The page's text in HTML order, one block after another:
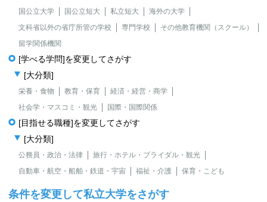
国公立大学 国公立短大 私立短大
海外の大学
文科省以外の省庁所管の学校
専門学校
その他教育機関（スクール）
留学関係機関
[学べる学問]を変更してさがす
[大分類]
栄養・食物 教育・保育
経済・経営・商学
社会学・マスコミ・観光
国際・国際関係
[目指せる職種]を変更してさがす
[大分類]
公務員・政治・法律
旅行・ホテル・ブライダル・観光
自動車・航空・船舶・鉄道・宇宙
福祉・介護 保育・こども
条件を変更して私立大学をさがす